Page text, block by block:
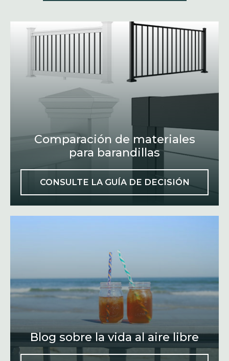
Comparación de materiales
para barandillas
CONSULTE LA GUÍA DE DECISIÓN
Blog sobre la vida al aire libre